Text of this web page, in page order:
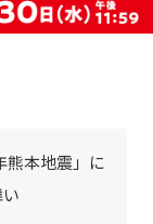
熊本地震」 に